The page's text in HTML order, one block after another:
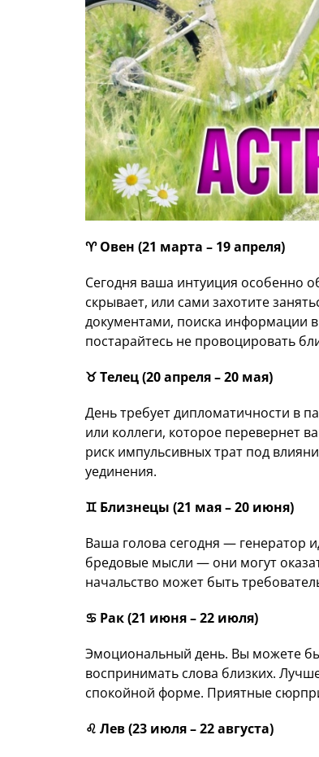
♈️ Овен (21 марта – 19 апреля)
Сегодня ваша интуиция особенно
скрывает, или сами захотите
документами, поиска информации
постарайтесь не провоцировать
♉️ Телец (20 апреля – 20 мая)
День требует дипломатичности в
или коллеги, которое перевернет
риск импульсивных трат под
уединения.
♊️ Близнецы (21 мая – 20 июня)
Ваша голова сегодня — генератор
бредовые мысли — они могут
начальство может быть
♋️ Рак (21 июня – 22 июля)
Эмоциональный день. Вы можете
воспринимать слова близких.
спокойной форме. Приятные
♌️ Лев (23 июля – 22 августа)